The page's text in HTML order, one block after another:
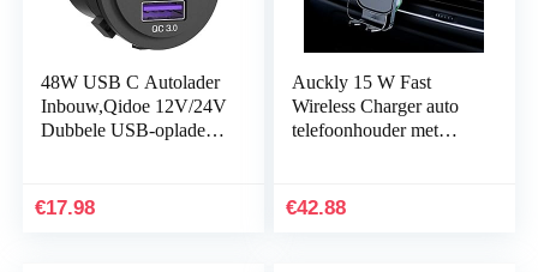
48W USB C Autolader
Inbouw,Qidoe 12V/24V
Dubbele USB-oplader
en Schakelaar…
€17.98
Auckly 15 W Fast
Wireless Charger auto
telefoonhouder met
Qi laadstation auto…
€42.88